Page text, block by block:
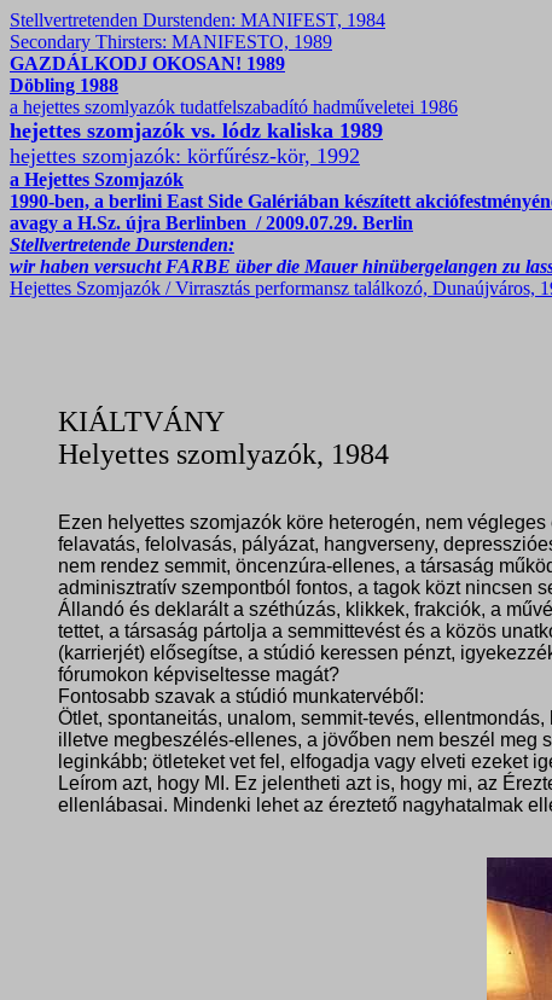
Stellvertretenden Durstenden: MANIFEST, 1984
Secondary Thirsters: MANIFESTO, 1989
GAZDÁLKODJ OKOSAN! 1989
Döbling 1988
a hejettes szomlyazók tudatfelszabadító hadműveletei 1986
hejettes szomjazók vs. lódz kaliska 1989
hejettes szomjazók: körfűrész-kör, 1992
a Hejettes Szomjazók
1990-ben, a berlini East Side Galériában készített
avagy a H.Sz. újra Berlinben / 2009.07.29. Berlin
Stellvertretende Durstenden:
wir haben versucht FARBE über die Mauer hinübergelangen zu
Hejettes Szomjazók / Virrasztás performansz találkozó, Dunaújváros,
KIÁLTVÁNY
Helyettes szomlyazók, 1984
Ezen helyettes szomjazók köre heterogén, nem
felavatás, felolvasás, pályázat, hangverseny,
nem rendez semmit, öncenzúra-ellenes, a társaság
adminisztratív szempontból fontos, a tagok közt nincsen
Állandó és deklarált a széthúzás, klikkek, frakciók, a
tettet, a társaság pártolja a semmittevést és a közös
(karrierjét) elősegítse, a stúdió keressen pénzt,
fórumokon képviseltesse magát?
Fontosabb szavak a stúdió munkatervéből:
Ötlet, spontaneitás, unalom, semmit-tevés,
illetve megbeszélés-ellenes, a jövőben nem beszél meg
leginkább; ötleteket vet fel, elfogadja vagy elveti ezeket
Leírom azt, hogy MI. Ez jelentheti azt is, hogy mi, az
ellenlábasai. Mindenki lehet az éreztető nagyhatalmak